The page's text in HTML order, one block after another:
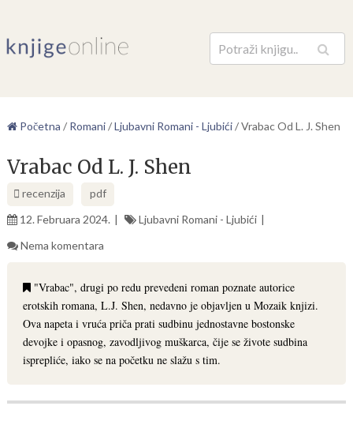
Pretraga
Početna / Romani/Ljubavni Romani - Ljubići/Vrabac Od L. J. Shen
Vrabac Od L. J. Shen
recenzija
pdf
12. Februara 2024.
Ljubavni Romani - Ljubići
Nema komentara
"Vrabac", drugi po redu prevedeni roman poznate autorice
erotskih romana, L.J. Shen, nedavno je objavljen u Mozaik knjizi.
Ova napeta i vruća priča prati sudbinu jednostavne bostonske
devojke i opasnog, zavodljivog muškarca, čije se živote sudbina
isprepliće, iako se na početku ne slažu s tim.